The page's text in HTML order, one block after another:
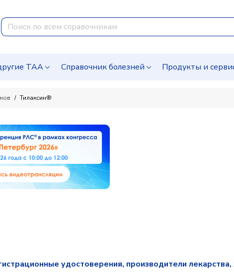
ТАА Справочник болезней Продукты и
Тилаксин®
удостоверения, производители лекарства,